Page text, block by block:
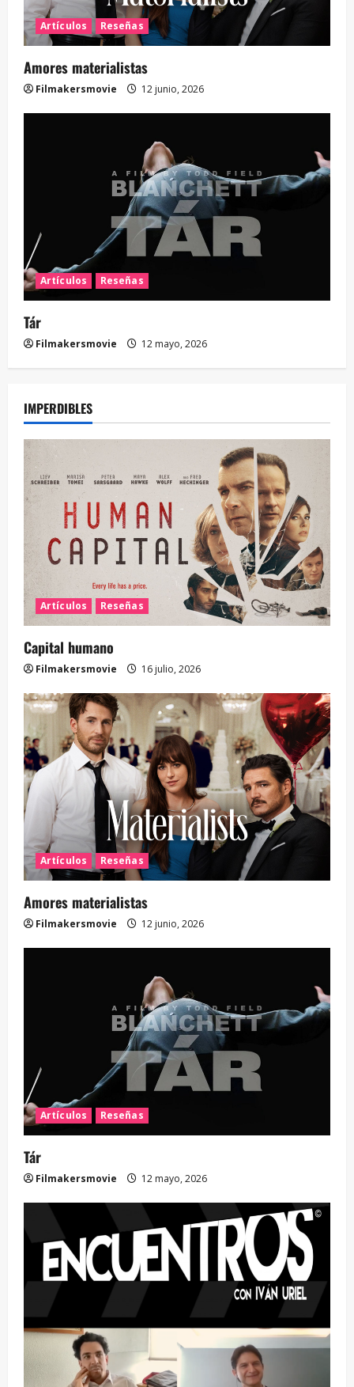
Artículos Reseñas
Amores materialistas
Filmakersmovie 12 junio, 2026
Artículos Reseñas
Tár
Filmakersmovie 12 mayo, 2026
IMPERDIBLES
Artículos Reseñas
Capital humano
Filmakersmovie 16 julio, 2026
Artículos Reseñas
Amores materialistas
Filmakersmovie 12 junio, 2026
Artículos Reseñas
Tár
Filmakersmovie 12 mayo, 2026